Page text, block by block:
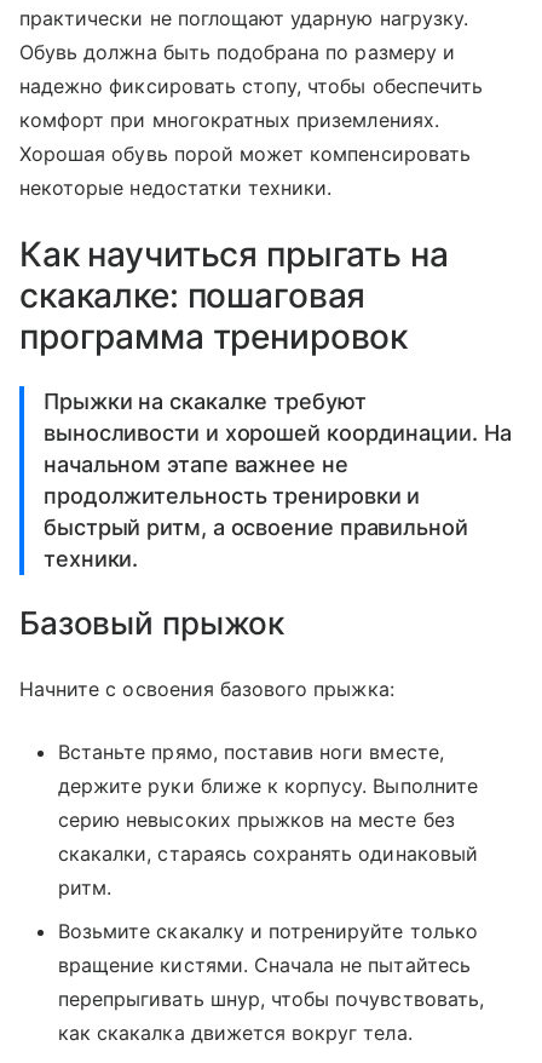
практически не поглощают ударную нагрузку.
Обувь должна быть подобрана по размеру и
надежно фиксировать стопу, чтобы обеспечить
комфорт при многократных приземлениях.
Хорошая обувь порой может компенсировать
некоторые недостатки техники.
Как научиться прыгать на
скакалке: пошаговая
программа тренировок
Прыжки на скакалке требуют
выносливости и хорошей координации. На
начальном этапе важнее не
продолжительность тренировки и
быстрый ритм, а освоение правильной
техники.
Базовый прыжок
Начните с освоения базового прыжка:
Встаньте прямо, поставив ноги вместе,
держите руки ближе к корпусу. Выполните
серию невысоких прыжков на месте без
скакалки, стараясь сохранять одинаковый
ритм.
Возьмите скакалку и потренируйте только
вращение кистями. Сначала не пытайтесь
перепрыгивать шнур, чтобы почувствовать,
как скакалка движется вокруг тела.